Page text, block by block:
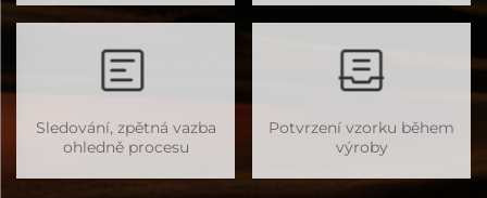
Sledování, zpětná vazba
ohledně procesu
Potvrzení vzorku během
výroby